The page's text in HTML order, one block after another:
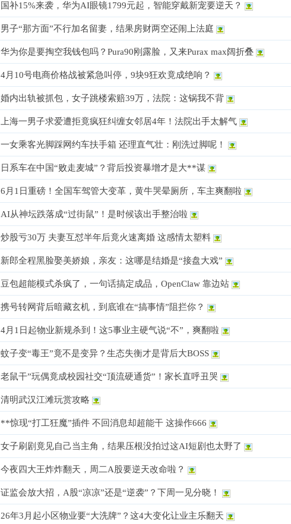
国补15%来袭，华为AI眼镜1799元起，智能穿戴新宠要逆天？
男子“那方面”不行加名留妻，结果房财两空还闹上法庭
华为你是要掏空我钱包吗？Pura90刚露脸，又来Purax max阔折叠
4月10号电商价格战被紧急叫停，9块9狂欢竟成绝响？
婚内出轨被抓包，女子跳楼索赔39万，法院：这锅我不背
上海一男子求爱遭拒竟疯狂纠缠女邻居4年！法院出手太解气
一女乘客光脚踩网约车扶手箱 还理直气壮：刚洗过脚呢！
日系车在中国“败走麦城”？背后投资暴增才是大**谋
6月1日重磅！全国车驾管大变革，黄牛哭晕厕所，车主爽翻啦
AI从神坛跌落成“过街鼠”！是时候该出手整治啦
炒股亏30万 夫妻互怼半年后竟火速离婚 这感情太塑料
新郎全程黑脸娶美娇娘，亲友：这哪是结婚是“接盘大戏”
豆包超能模式杀疯了，一句话搞定成品，OpenClaw 靠边站
携号转网背后暗藏玄机，到底谁在“搞事情”阻拦你？
4月1日起物业新规杀到！这5事业主硬气说“不”，爽翻啦
蚊子变“毒王”竟不是变异？生态失衡才是背后大BOSS
老鼠干”玩偶竟成校园社交“顶流硬通货”！家长直呼丑哭
清明武汉江滩玩赏攻略
**惊现“打工狂魔”插件 不回消息却超能干 这操作666
女子刷剧竟见自己当主角，结果压根没拍过这AI短剧也太野了
今夜四大王炸炸翻天，周二A股要逆天改命啦？
证监会放大招，A股“凉凉”还是“逆袭”？下周一见分晓！
26年3月起小区物业要“大洗牌”？这4大变化让业主乐翻天